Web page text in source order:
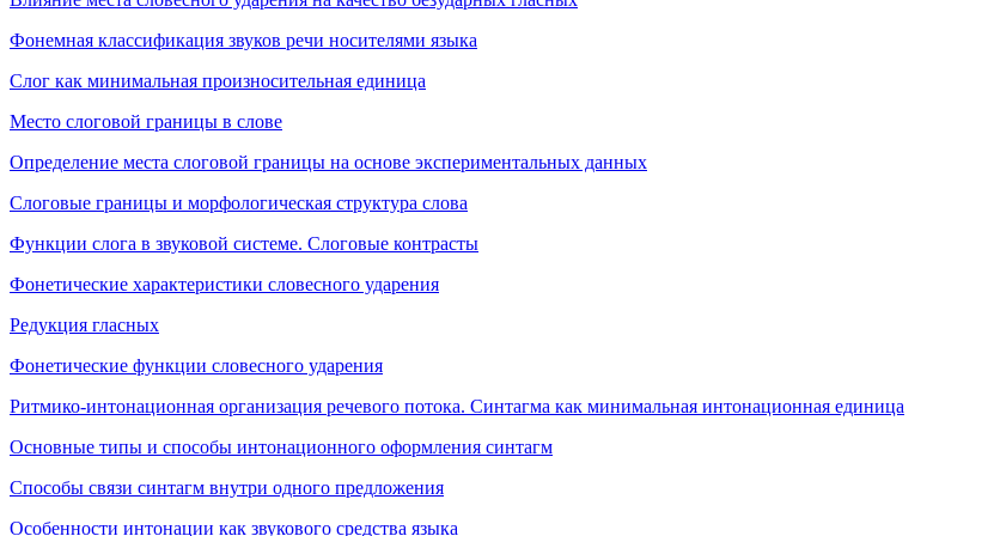
Фонемная классификация звуков речи носителями языка
Слог как минимальная произносительная единица
Место слоговой границы в слове
Определение места слоговой границы на основе экспериментальных данных
Слоговые границы и морфологическая структура слова
Функции слога в звуковой системе. Слоговые контрасты
Фонетические характеристики словесного ударения
Редукция гласных
Фонетические функции словесного ударения
Ритмико-интонационная организация речевого потока. Синтагма как минимальная интонационная единица
Основные типы и способы интонационного оформления синтагм
Способы связи синтагм внутри одного предложения
Особенности интонации как звукового средства языка